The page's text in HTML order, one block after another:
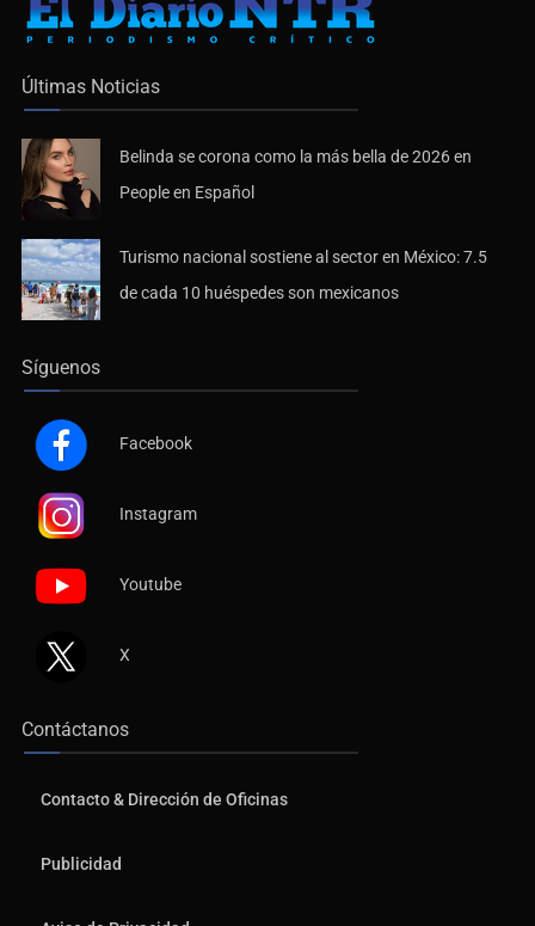
Últimas Noticias
Belinda se corona como la más bella de 2026 en
People en Español
Turismo nacional sostiene al sector en México: 7.5
de cada 10 huéspedes son mexicanos
Síguenos
Facebook
Instagram
Youtube
X
Contáctanos
Contacto & Dirección de Oficinas
Publicidad